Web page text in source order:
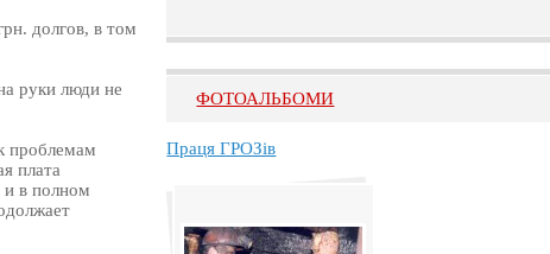
долгов, в том
руки люди не
проблемам
плата
и в полном
ФОТОАЛЬБОМИ
Праця ГРОЗів